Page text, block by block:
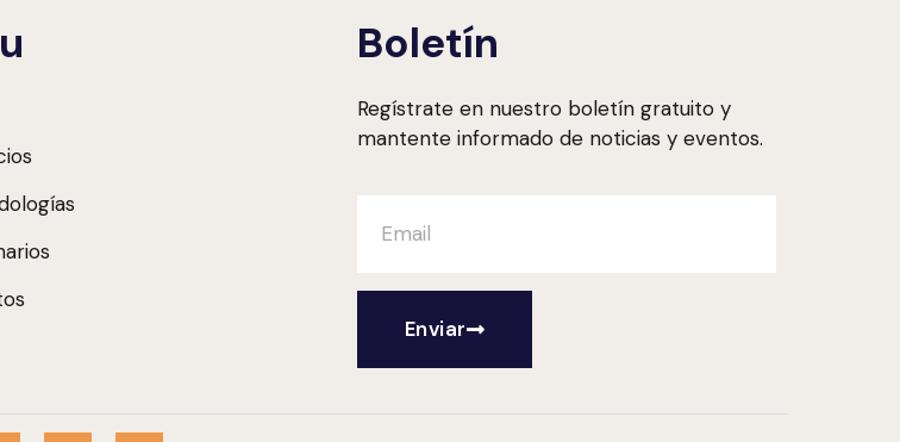
Boletín
Regístrate en nuestro boletín gratuito y
mantente informado de noticias y eventos.
Enviar